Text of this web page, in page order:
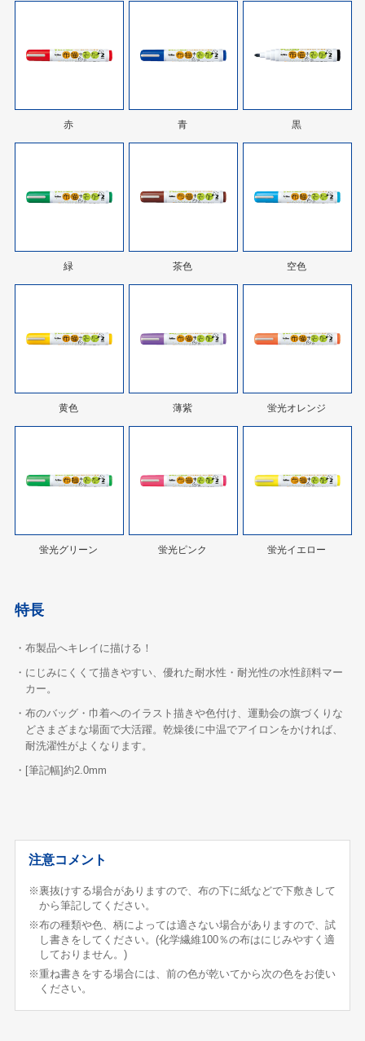
赤 青 黒
緑 茶色 空色
黄色 薄紫 蛍光オレンジ
蛍光グリーン 蛍光ピンク 蛍光イエロー
特長
・布製品へキレイに描ける！
・にじみにくくて描きやすい、優れた耐水性・耐光性の水性顔料マー
カー。
・布のバッグ・巾着へのイラスト描きや色付け、運動会の旗づくりな
どさまざまな場面で大活躍。乾燥後に中温でアイロンをかければ、
耐洗濯性がよくなります。
・[筆記幅]約2.0mm
注意コメント
※裏抜けする場合がありますので、布の下に紙などで下敷きして
から筆記してください。
※布の種類や色、柄によっては適さない場合がありますので、試
し書きをしてください。(化学繊維100％の布はにじみやすく適
しておりません。)
※重ね書きをする場合には、前の色が乾いてから次の色をお使い
ください。